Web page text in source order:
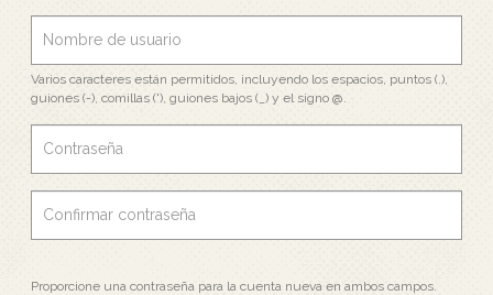
Varios caracteres están permitidos, incluyendo los espacios, puntos (.),
guiones (-), comillas ('), guiones bajos (_) y el signo @.
Proporcione una contraseña para la cuenta nueva en ambos campos.